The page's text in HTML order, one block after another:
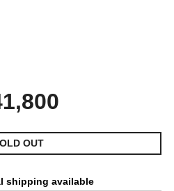
OUT
shipping available